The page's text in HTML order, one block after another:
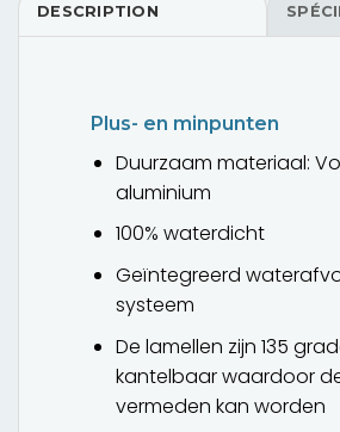
DESCRIPTION
Plus- en minpunten
Duurzaam materiaal:
aluminium
100% waterdicht
Geïntegreerd
systeem
De lamellen zijn 135
kantelbaar waardoor
vermeden kan worden